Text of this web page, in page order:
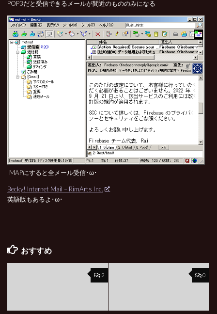
POP3だと受信できるメールが間近のもののみになる
IMAPにすると全メール受信･ω･
Becky! Internet Mail – RimArts Inc.
英語版もあるよ･ω･
おすすめ
2 0